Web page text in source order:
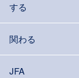
する
関わる
JFA